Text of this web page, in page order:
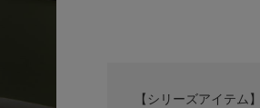
【シリーズアイテム】